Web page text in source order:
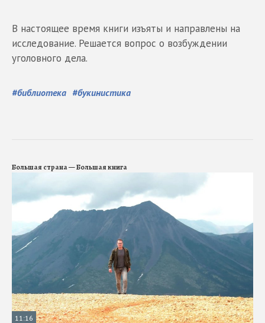
В настоящее время книги изъяты и направлены на
исследование. Решается вопрос о возбуждении
уголовного дела.
#библиотека #букинистика
Большая страна — Большая книга
11:16